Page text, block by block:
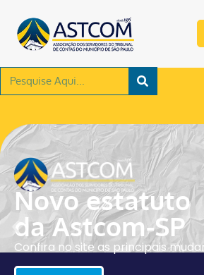
Seu
é a
Um mundo de
conforto, satisfação
Seja um (a)
parte de uma
sempre pronta para